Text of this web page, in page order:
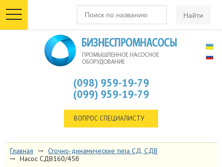
toggle
navigation
(098) 959-19-79
(099) 959-19-79
ВОПРОС СПЕЦИАЛИСТУ
Главная
Сточно-динамические типа СД, СДВ
Насос СДВ160/45б